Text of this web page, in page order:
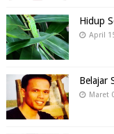
Hidup
April
Belajar
Maret